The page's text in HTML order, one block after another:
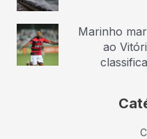
Marinho
ao